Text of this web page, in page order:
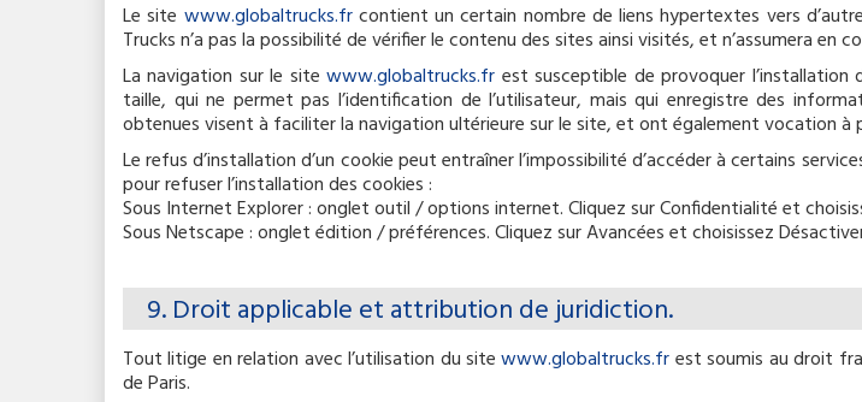
Le site www.globaltrucks.frcontient un certain nombre de liens hypertextes vers
Trucks n’a pas la possibilité de vérifier le contenu des sites ainsi visités, et n’assumera en
La navigation sur le sitewww.globaltrucks.fr est susceptible de provoquer l’installation
taille, qui ne permet pas l’identification de l’utilisateur, mais qui enregistre des
obtenues visent à faciliter la navigation ultérieure sur le site, et ont également vocation
Le refus d’installation d’un cookie peut entraîner l’impossibilité d’accéder à certains
pour refuser l’installation des cookies :
Sous Internet Explorer : onglet outil / options internet. Cliquez sur Confidentialité et
Sous Netscape : onglet édition / préférences. Cliquez sur Avancées et choisissez
9. Droit applicable et attribution de juridiction.
Tout litige en relation avec l’utilisation du sitewww.globaltrucks.frest soumis au droit
de Paris.